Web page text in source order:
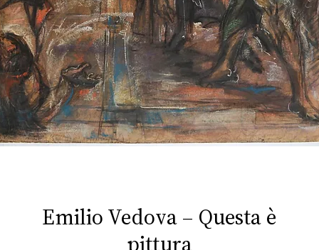
TV
PRINCIPATO
DI
MONACO
RMC
CONSIGLIA
Emilio Vedova – Questa è
pittura